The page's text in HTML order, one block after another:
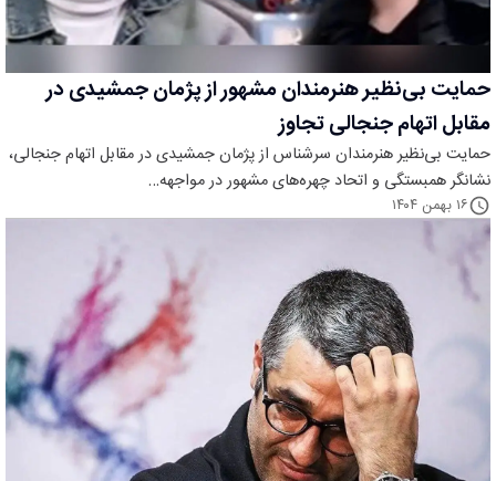
حمایت بی‌نظیر هنرمندان مشهور از پژمان جمشیدی در
مقابل اتهام جنجالی تجاوز
حمایت بی‌نظیر هنرمندان سرشناس از پژمان جمشیدی در مقابل اتهام جنجالی،
نشانگر همبستگی و اتحاد چهره‌های مشهور در مواجهه…
۱۶ بهمن ۱۴۰۴